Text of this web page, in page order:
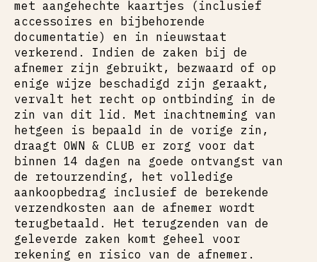
met aangehechte kaartjes (inclusief
accessoires en bijbehorende
documentatie) en in nieuwstaat
verkerend. Indien de zaken bij de
afnemer zijn gebruikt, bezwaard of op
enige wijze beschadigd zijn geraakt,
vervalt het recht op ontbinding in de
zin van dit lid. Met inachtneming van
hetgeen is bepaald in de vorige zin,
draagt OWN & CLUB er zorg voor dat
binnen 14 dagen na goede ontvangst van
de retourzending, het volledige
aankoopbedrag inclusief de berekende
verzendkosten aan de afnemer wordt
terugbetaald. Het terugzenden van de
geleverde zaken komt geheel voor
rekening en risico van de afnemer.